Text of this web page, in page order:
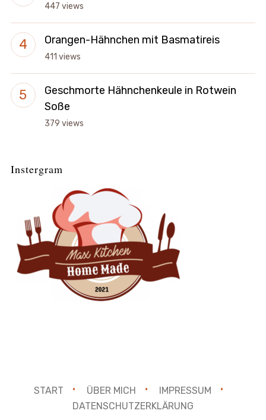
447 views
Orangen-Hähnchen mit Basmatireis
411 views
Geschmorte Hähnchenkeule in Rotwein
Soße
379 views
Instergram
START ÜBER MICH
IMPRESSUM
DATENSCHUTZERKLÄRUNG